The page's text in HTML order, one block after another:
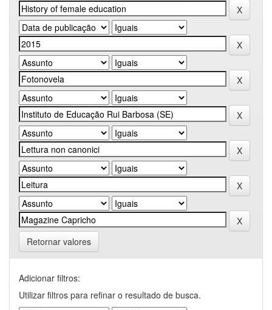
Retornar valores
Adicionar filtros:
Utilizar filtros para refinar o resultado de busca.